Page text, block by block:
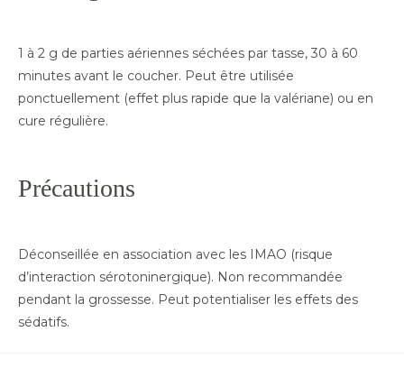
1 à 2 g de parties aériennes séchées par tasse, 30 à 60
minutes avant le coucher. Peut être utilisée
ponctuellement (effet plus rapide que la valériane) ou en
cure régulière.
Précautions
Déconseillée en association avec les IMAO (risque
d’interaction sérotoninergique). Non recommandée
pendant la grossesse. Peut potentialiser les effets des
sédatifs.